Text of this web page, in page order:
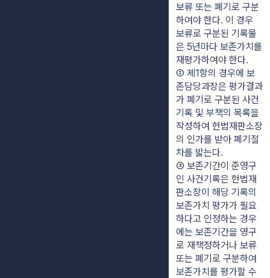
보류 또는 폐기로 구분
하여야 한다. 이 경우
보류로 구분된 기록물
은 5년마다 보존가치를
재평가하여야 한다.
② 제1항의 경우에 보
존담당과장은 평가결과
가 폐기로 구분된 사건
기록 및 부책의 목록을
작성하여 헌법재판소장
의 인가를 받아 폐기절
차를 밟는다.
③ 보존기간이 준영구
인 사건기록은 헌법재
판소장이 해당 기록의
보존가치 평가가 필요
하다고 인정하는 경우
에는 보존기간을 영구
로 재책정하거나 보류
또는 폐기로 구분하여
보존가치를 평가할 수